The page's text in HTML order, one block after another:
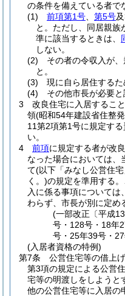
の条件を備えている者で
(1)
前項第1号 第5号
と。 ただし、同居親族
準に該当するときは、
しない。
(2)
その者の令収入が
と。
(3)
現に自ら居住するた
(4)
その他市長が必要と
3
改良住宅に入居するこ
領(昭和54年建設省住整
11第2項第1号に規定す
い。
4
前項に規定する者が改
なった場合においては、
て(以下「みなし公営住
く。)の規定を準用する。
入に係る事項については、
わらず、市長が別に定め
(一部改正〔平成
号・128号・18年
号・25年39号・
(入居者資格の特例)
第7条
公営住宅等の借上
第3項の規定による公営
宅等の明渡しをしようと
他の公営住宅等に入居の